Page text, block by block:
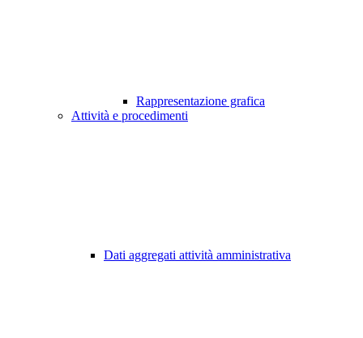
Rappresentazione grafica
Attività e procedimenti
Dati aggregati attività amministrativa